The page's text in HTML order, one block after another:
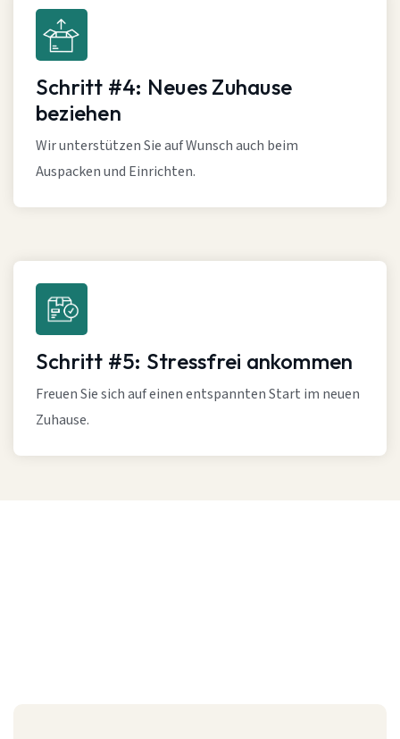
Schritt #4: Neues Zuhause
beziehen
Wir unterstützen Sie auf Wunsch auch beim
Auspacken und Einrichten.
Schritt #5: Stressfrei ankommen
Freuen Sie sich auf einen entspannten Start im neuen
Zuhause.